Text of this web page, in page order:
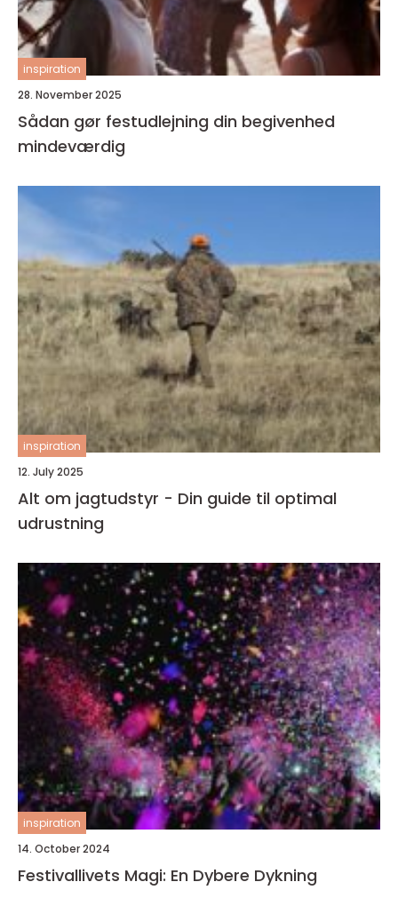
inspiration
28. November 2025
Sådan gør festudlejning din begivenhed
mindeværdig
inspiration
12. July 2025
Alt om jagtudstyr - Din guide til optimal
udrustning
inspiration
14. October 2024
Festivallivets Magi: En Dybere Dykning